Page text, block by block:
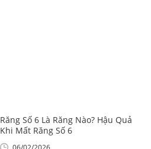
Răng Số 6 Là Răng Nào? Hậu Quả
Khi Mất Răng Số 6